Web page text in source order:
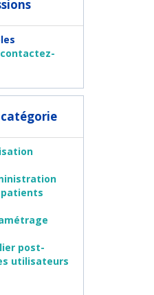
contactez-
patients
post-
utilisateurs